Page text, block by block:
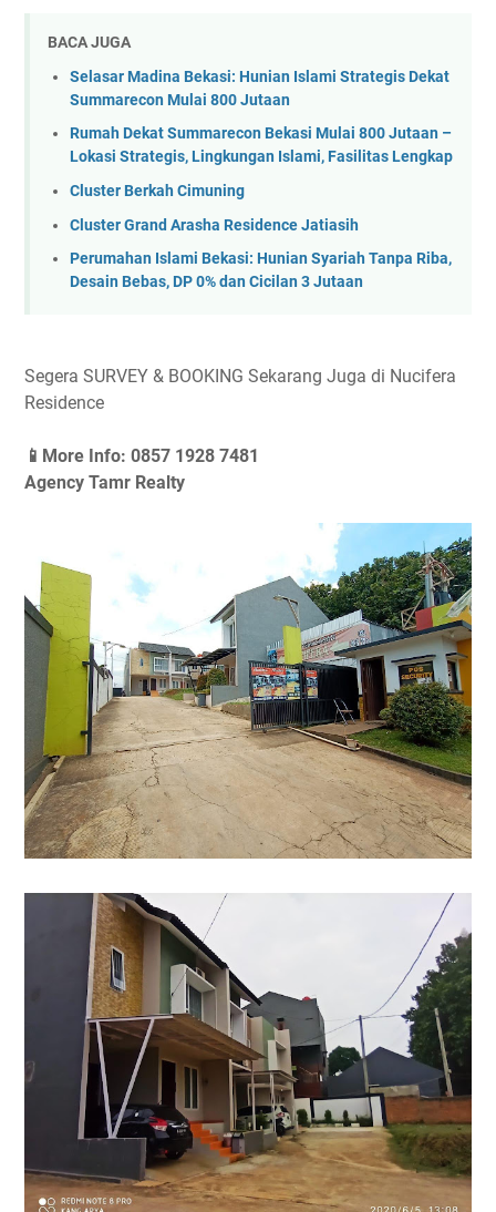
BACA JUGA
Selasar Madina Bekasi: Hunian Islami Strategis Dekat
Summarecon Mulai 800 Jutaan
Rumah Dekat Summarecon Bekasi Mulai 800 Jutaan –
Lokasi Strategis, Lingkungan Islami, Fasilitas Lengkap
Cluster Berkah Cimuning
Cluster Grand Arasha Residence Jatiasih
Perumahan Islami Bekasi: Hunian Syariah Tanpa Riba,
Desain Bebas, DP 0% dan Cicilan 3 Jutaan
Segera SURVEY & BOOKING Sekarang Juga di Nucifera
Residence
📱More Info: 0857 1928 7481
Agency Tamr Realty